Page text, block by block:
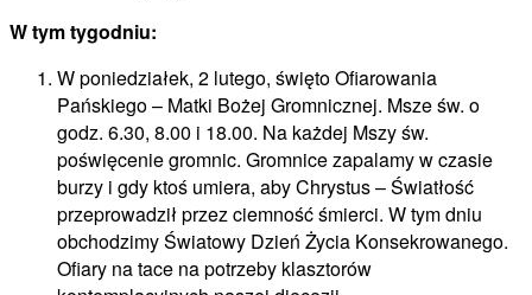
W tym tygodniu:
W poniedziałek, 2 lutego, święto Ofiarowania
Pańskiego – Matki Bożej Gromnicznej. Msze św. o
godz. 6.30, 8.00 i 18.00. Na każdej Mszy św.
poświęcenie gromnic. Gromnice zapalamy w czasie
burzy i gdy ktoś umiera, aby Chrystus – Światłość
przeprowadził przez ciemność śmierci. W tym dniu
obchodzimy Światowy Dzień Życia Konsekrowanego.
Ofiary na tace na potrzeby klasztorów